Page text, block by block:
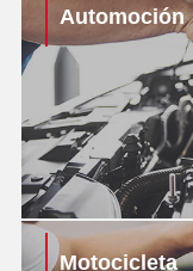
Automoción
Motocicleta